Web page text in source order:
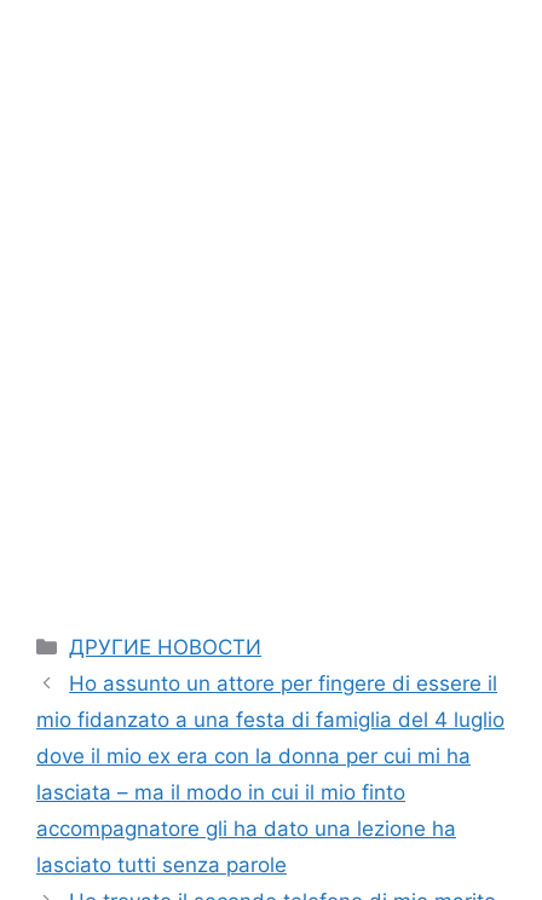
Categories
ДРУГИЕ НОВОСТИ
Ho assunto un attore per fingere di essere il
mio fidanzato a una festa di famiglia del 4 luglio
dove il mio ex era con la donna per cui mi ha
lasciata – ma il modo in cui il mio finto
accompagnatore gli ha dato una lezione ha
lasciato tutti senza parole